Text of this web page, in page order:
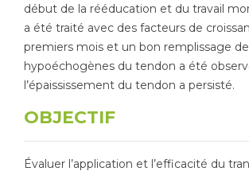
début de la rééducation et du travail
a été traité avec des facteurs de
premiers mois et un bon remplissage
hypoéchogènes du tendon a été
l’épaississement du tendon a persisté.
OBJECTIF
Évaluer l’application et l’efficacité du